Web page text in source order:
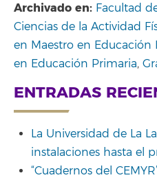
Archivado en: Facultad
Ciencias de la Actividad
en Maestro en Educación
en Educación Primaria,
ENTRADAS
La Universidad de La
instalaciones hasta el
“Cuadernos del